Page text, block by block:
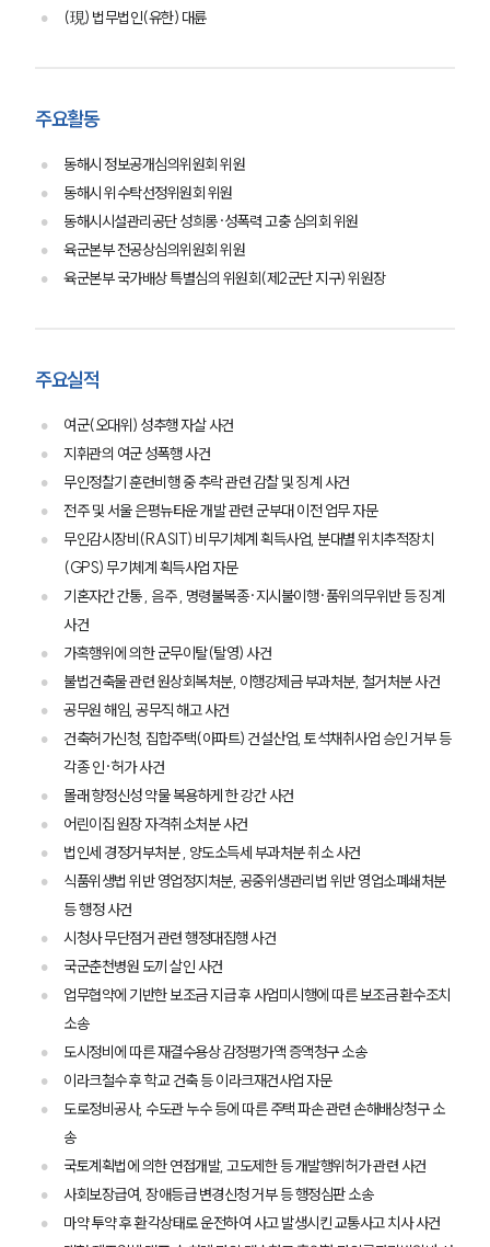
부소개
대륜의 강점
오시는 길
고객의 소리
통합검색
AI대륜
업무사례
이혼 주요 업무사례
사례분석/최신동향
(現) 법무법인(유한) 대륜
주요활동
동해시 정보공개심의위원회 위원
동해시 위수탁선정위원회 위원
동해시시설관리공단 성희롱·성폭력 고충 심의회 위원
육군본부 전공상심의위원회 위원
육군본부 국가배상 특별심의 위원회(제2군단 지구) 위원장
주요실적
여군(오대위) 성추행 자살 사건
지휘관의 여군 성폭행 사건
무인정찰기 훈련비행 중 추락 관련 감찰 및 징계 사건
전주 및 서울 은평뉴타운 개발 관련 군부대 이전 업무 자문
무인감시장비(RASIT) 비무기체계 획득사업, 분대별 위치추적장치
(GPS) 무기체계 획득사업 자문
기혼자간 간통 , 음주 , 명령불복종·지시불이행·품위의무위반 등 징계
사건
가혹행위에 의한 군무이탈(탈영) 사건
불법건축물 관련 원상회복처분, 이행강제금 부과처분, 철거처분 사건
공무원 해임, 공무직 해고 사건
건축허가신청, 집합주택(아파트) 건설산업, 토석채취사업 승인 거부 등
각종 인·허가 사건
몰래 향정신성 약물 복용하게 한 강간 사건
어린이집 원장 자격취소처분 사건
법인세 경정거부처분 , 양도소득세 부과처분 취소 사건
식품위생법 위반 영업정지처분, 공중위생관리법 위반 영업소폐쇄처분
등 행정 사건
시청사 무단점거 관련 행정대집행 사건
국군춘천병원 도끼 살인 사건
업무협약에 기반한 보조금 지급 후 사업미시행에 따른 보조금 환수조치
소송
도시정비에 따른 재결수용상 감정평가액 증액청구 소송
이라크철수 후 학교 건축 등 이라크재건사업 자문
도로정비공사, 수도관 누수 등에 따른 주택 파손 관련 손해배상청구 소
송
국토계획법에 의한 연접개발, 고도제한 등 개발행위허가 관련 사건
사회보장급여, 장애등급 변경신청 거부 등 행정심판 소송
마약 투약 후 환각상태로 운전하여 사고 발생시킨 교통사고 치사 사건